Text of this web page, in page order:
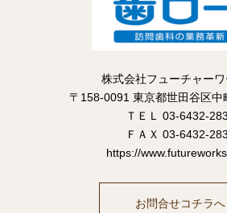
株式会社フューチャーワ
〒158-0091 東京都世田谷区
ＴＥＬ 03-6432-
ＦＡＸ 03-6432-
https://
お問合せコチラへ